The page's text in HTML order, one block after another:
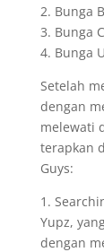
2. Bunga
3. Bunga
4. Bunga
Setelah
dengan
melewati
terapkan
Guys:
1.
Yupz,
dengan